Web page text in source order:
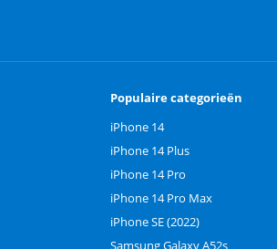
Populaire categorieën
iPhone 14
iPhone 14 Plus
iPhone 14 Pro
iPhone 14 Pro Max
iPhone SE (2022)
Samsung Galaxy A52s